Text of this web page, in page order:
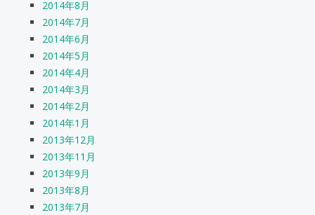
2014年8月
2014年7月
2014年6月
2014年5月
2014年4月
2014年3月
2014年2月
2014年1月
2013年12月
2013年11月
2013年9月
2013年8月
2013年7月